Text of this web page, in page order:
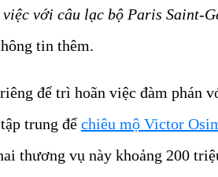
với câu lạc bộ Paris Saint-
tin thêm.
để trì hoãn việc đàm phán
trung để chiêu mộ Victor
thương vụ này khoảng 200